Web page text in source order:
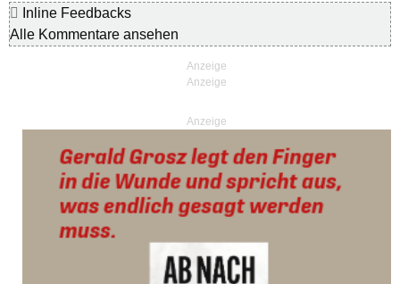
Inline Feedbacks
Alle Kommentare ansehen
Anzeige